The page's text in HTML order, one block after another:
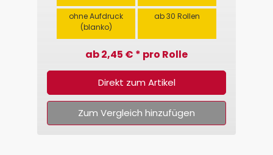
ohne Aufdruck
(blanko)
ab 30 Rollen
ab 2,45 € * pro Rolle
Direkt zum Artikel
Zum Vergleich hinzufügen